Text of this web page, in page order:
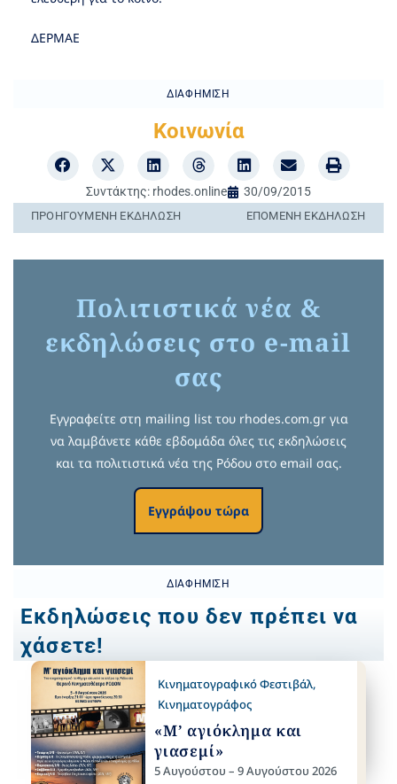
ΔΕΡΜΑΕ
ΔΙΑΦΉΜΙΣΗ
Κοινωνία
Συντάκτης: rhodes.online 30/09/2015
ΠΡΟΗΓΟΎΜΕΝΗ ΕΚΔΉΛΩΣΗ ΕΠΌΜΕΝΗ ΕΚΔΉΛΩΣΗ
Πολιτιστικά νέα &
εκδηλώσεις στο e-mail
σας
Εγγραφείτε στη mailing list του rhodes.com.gr για
να λαμβάνετε κάθε εβδομάδα όλες τις εκδηλώσεις
και τα πολιτιστικά νέα της Ρόδου στο email σας.
Εγγράψου τώρα
ΔΙΑΦΉΜΙΣΗ
Εκδηλώσεις που δεν πρέπει να
χάσετε!
Κινηματογραφικό Φεστιβάλ,
Κινηματογράφος
«Μ’ αγιόκλημα και
γιασεμί»
5 Αυγούστου – 9 Αυγούστου 2026